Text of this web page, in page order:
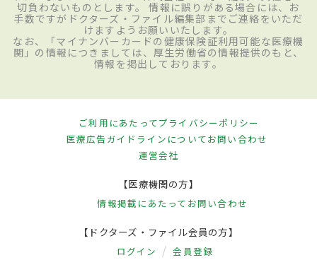
切負わないものとします。 情報に誤りがある場合には、お
手数ですがドクターズ・ファイル編集部までご連絡をいただ
けますようお願いいたします。
なお、「マイナンバーカードの健康保険証利用可能な医療機
関」の情報につきましては、厚生労働省の情報提供のもと、
情報を掲出しております。
ご利用にあたってプライバシーポリシー
医療広告ガイドラインについてお問い合わせ
運営会社
【医療機関の方】
情報掲載にあたって お問い合わせ
【ドクターズ・ファイル会員の方】
ログイン 会員登録